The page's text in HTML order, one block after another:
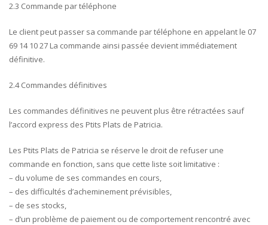
2.3 Commande par téléphone
Le client peut passer sa commande par téléphone en appelant le 07
69 14 10 27 La commande ainsi passée devient immédiatement
définitive.
2.4 Commandes définitives
Les commandes définitives ne peuvent plus être rétractées sauf
l’accord express des Ptits Plats de Patricia.
Les Ptits Plats de Patricia se réserve le droit de refuser une
commande en fonction, sans que cette liste soit limitative :
– du volume de ses commandes en cours,
– des difficultés d’acheminement prévisibles,
– de ses stocks,
– d’un problème de paiement ou de comportement rencontré avec